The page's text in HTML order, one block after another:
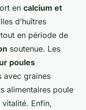
en calcium et
d’huîtres
en période de
soutenue. Les
poules
avec graines
alimentaires poule
vitalité. Enfin,